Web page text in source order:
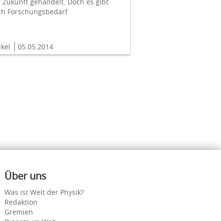
Forschungsbedarf.
05.05.2014
Über uns
Was ist Welt der Physik?
Redaktion
Gremien